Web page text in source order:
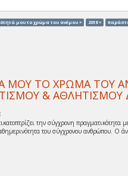
μου το χρώμα του ανέμου × 2018 ×
ΜΟΥ ΤΟ ΧΡΩΜΑ ΤΟΥ
&
την σύγχρονη
του σύγχρονου ανθρώπου. Ο